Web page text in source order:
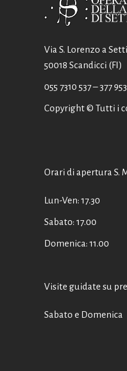
Via S. Lorenzo a
50018 Scandicci (FI)
055 7310 537– 377
Copyright © Tutti i
Orari di apertura S.
Lun-Ven: 17.30
Sabato: 17.00
Domenica: 11.00
Visite guidate su
Sabato e Domenica